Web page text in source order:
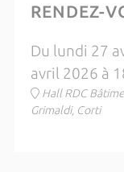
RENDEZ-
Du lundi 27
avril 2026 à
Hall RDC
Grimaldi, Corti